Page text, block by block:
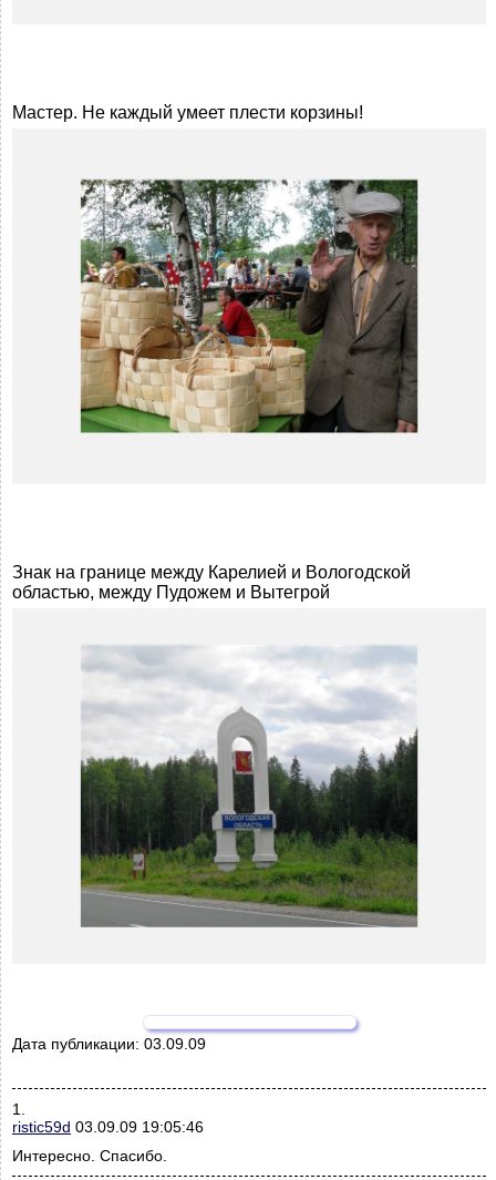
Мастер. Не каждый умеет плести корзины!
Знак на границе между Карелией и Вологодской
областью, между Пудожем и Вытегрой
Дата публикации: 03.09.09
1.
ristic59d 03.09.09 19:05:46
Интересно. Спасибо.